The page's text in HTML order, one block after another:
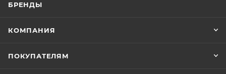
БРЕНДЫ
КОМПАНИЯ
ПОКУПАТЕЛЯМ